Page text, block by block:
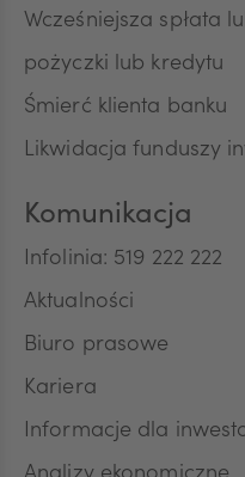
Wcześniejsza spłata
pożyczki lub kredytu
Śmierć klienta banku
Likwidacja funduszy
Komunikacja
Infolinia: 519 222 222
Aktualności
Biuro prasowe
Kariera
Informacje dla